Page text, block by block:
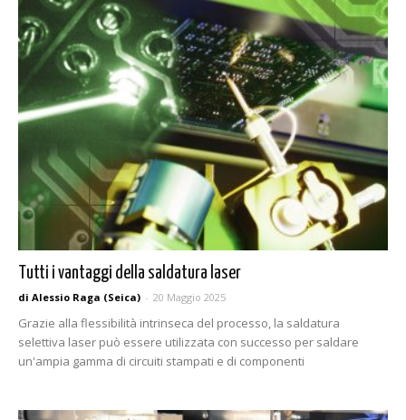
Tutti i vantaggi della saldatura laser
di Alessio Raga (Seica) - 20 Maggio 2025
Grazie alla flessibilità intrinseca del processo, la saldatura
selettiva laser può essere utilizzata con successo per saldare
un'ampia gamma di circuiti stampati e di componenti